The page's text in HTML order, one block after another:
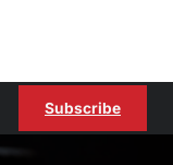
Subscribe